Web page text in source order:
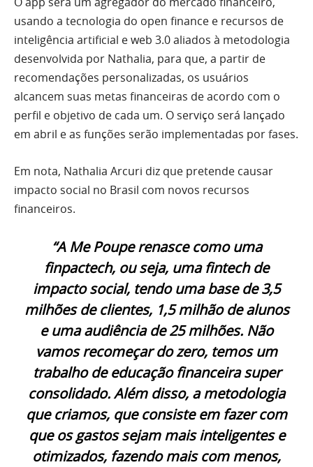
usando a tecnologia do open finance e recursos de
inteligência artificial e web 3.0 aliados à metodologia
desenvolvida por Nathalia, para que, a partir de
recomendações personalizadas, os usuários
alcancem suas metas financeiras de acordo com o
perfil e objetivo de cada um. O serviço será lançado
em abril e as funções serão implementadas por fases.
Em nota, Nathalia Arcuri diz que pretende causar
impacto social no Brasil com novos recursos
financeiros.
“A Me Poupe renasce como uma
finpactech, ou seja, uma fintech de
impacto social, tendo uma base de 3,5
milhões de clientes, 1,5 milhão de alunos
e uma audiência de 25 milhões. Não
vamos recomeçar do zero, temos um
trabalho de educação financeira super
consolidado. Além disso, a metodologia
que criamos, que consiste em fazer com
que os gastos sejam mais inteligentes e
otimizados, fazendo mais com menos,